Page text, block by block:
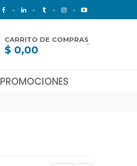
CARRITO DE COMPRAS-
$ 0,00
PROMOCIONES